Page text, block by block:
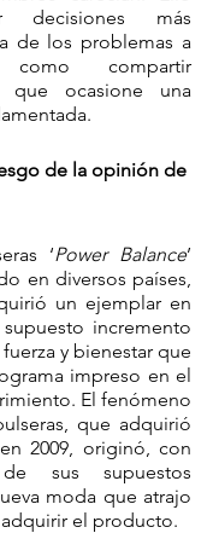
decisiones más
de los problemas a
compartir
que ocasione una
de la opinión de
‘Power Balance’
en diversos países,
un ejemplar en
incremento
y bienestar que
impreso en el
El fenómeno
que adquirió
2009, originó, con
de sus supuestos
moda que atrajo
adquirir el producto.